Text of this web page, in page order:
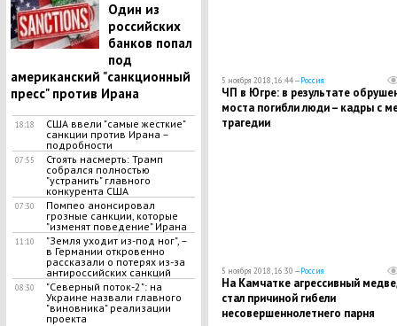
Один из
российских
банков попал
под
американский "санкционный
пресс" против Ирана
18:18
США ввели "самые жесткие"
санкции против Ирана –
подробности
07:55
Стоять насмерть: Трамп
собрался полностью
"устранить" главного
конкурента США
07:30
Помпео анонсировал
грозные санкции, которые
"изменят поведение" Ирана
11:10
"Земля уходит из-под ног", –
в Германии откровенно
рассказали о потерях из-за
антироссийских санкций
08:30
"Северный поток-2": на
Украине назвали главного
"виновника" реализации
проекта
5 ноября 2018, 16:44 —Россия
​ЧП в Югре: в результате
моста погибли люди – кадры с
трагедии
5 ноября 2018, 16:30 —Россия
​На Камчатке агрессивный
стал причиной гибели
несовершеннолетнего парня